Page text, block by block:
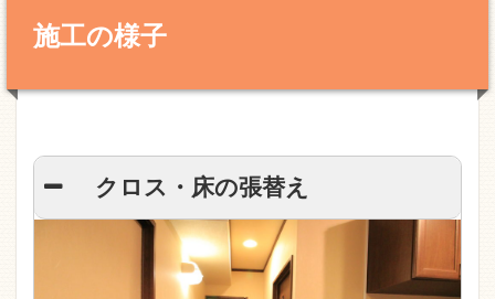
施工の様子
クロス・床の張替え